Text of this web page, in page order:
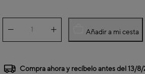
Añadir a mi cesta
Compra ahora y recíbelo antes del13/